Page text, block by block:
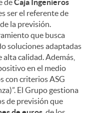
deCaja Ingenieros
ser el referente de
la previsión.
que busca
soluciones adaptadas
alta calidad. Además,
en el medio
con criterios ASG
El Grupo gestiona
de previsión que